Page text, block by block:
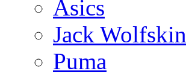
Asics
Jack Wolfskin
Puma